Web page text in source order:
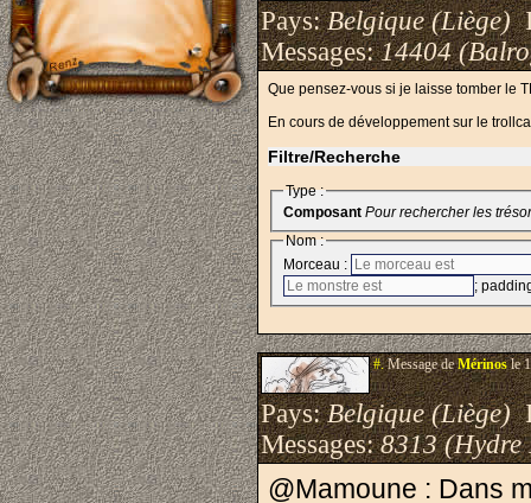
Pays:Belgique (Liège)
Messages:14404
Que pensez-vous si je laisse tomber le
En cours de développement sur le
Filtre/Recherche
Type :
Composant Pour rechercher les
Nom :
Morceau :
;
#.Message deMérinosle
Pays:Belgique (Liège)
Messages:8313 (Hydre
@Mamoune : Dans